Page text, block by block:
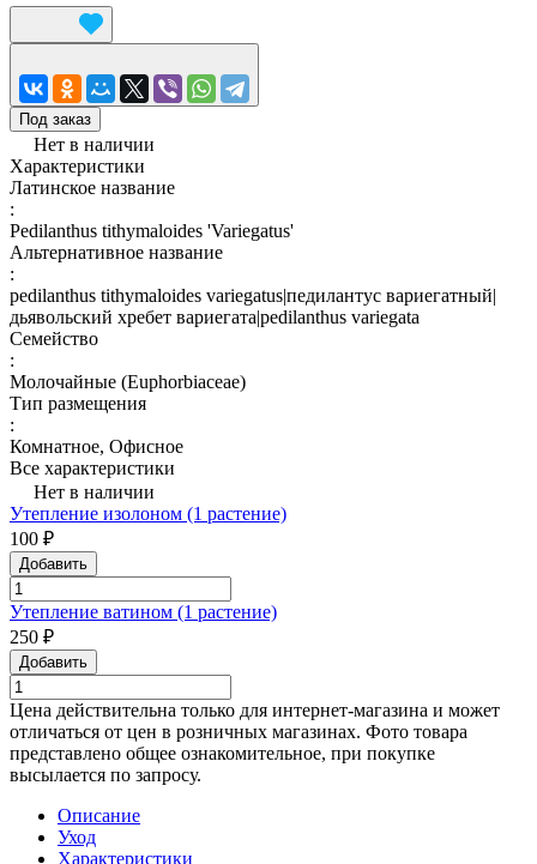
Под заказ
Нет в наличии
Характеристики
Латинское название
:
Pedilanthus tithymaloides 'Variegatus'
Альтернативное название
:
pedilanthus tithymaloides variegatus|педилантус вариегатный|
дьявольский хребет вариегата|pedilanthus variegata
Семейство
:
Молочайные (Euphorbiaceae)
Тип размещения
:
Комнатное, Офисное
Все характеристики
Нет в наличии
Утепление изолоном (1 растение)
100 ₽
Добавить
Утепление ватином (1 растение)
250 ₽
Добавить
Цена действительна только для интернет-магазина и может
отличаться от цен в розничных магазинах. Фото товара
представлено общее ознакомительное, при покупке
высылается по запросу.
Описание
Уход
Характеристики